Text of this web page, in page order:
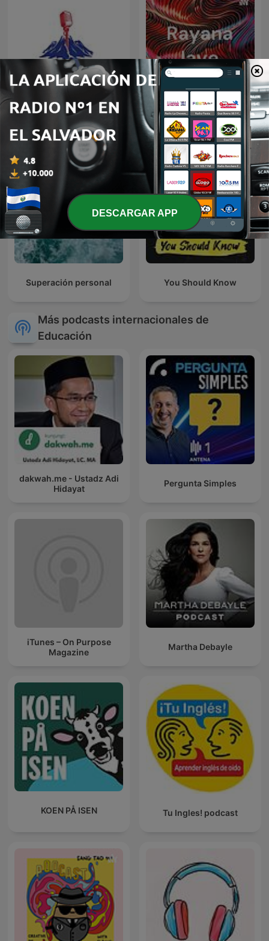
Icelandic Immersion -
Podcast
Rayana laye
Superación personal You Should Know
Más podcasts internacionales de
Educación
dakwah.me - Ustadz Adi
Hidayat
Pergunta Simples
iTunes – On Purpose
Magazine
Martha Debayle
KOEN PÅ ISEN Tu Ingles! podcast
DESCARGAR APP